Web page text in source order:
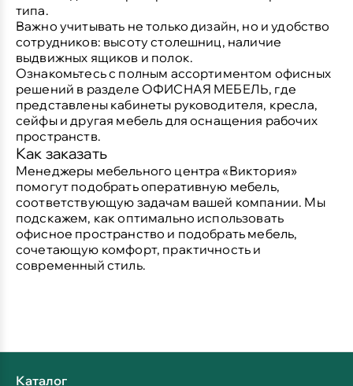
типа.
Важно учитывать не только дизайн, но и удобство
сотрудников: высоту столешниц, наличие
выдвижных ящиков и полок.
Ознакомьтесь с полным ассортиментом офисных
решений в разделе ОФИСНАЯ МЕБЕЛЬ, где
представлены кабинеты руководителя, кресла,
сейфы и другая мебель для оснащения рабочих
пространств.
Как заказать
Менеджеры мебельного центра «Виктория»
помогут подобрать оперативную мебель,
соответствующую задачам вашей компании. Мы
подскажем, как оптимально использовать
офисное пространство и подобрать мебель,
сочетающую комфорт, практичность и
современный стиль.
Каталог